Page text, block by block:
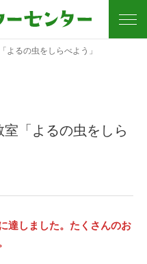
よるの虫をしらべよう」
室「よるの虫をしら
達しました。たくさんのお